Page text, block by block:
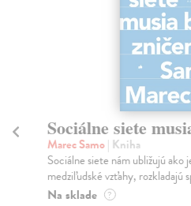
Sociálne siete
Marec Samo| Kniha
Sociálne siete nám ubližujú ako
medziľudské vzťahy, rozkladajú
Na sklade ?